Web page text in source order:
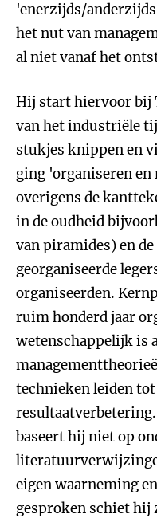
'enerzijds/
het nut van
al niet vanaf het
Hij start hiervoor bij
van het industriële
stukjes knippen en
ging 'organiseren
overigens de
in de oudheid
van piramides) en
georganiseerde
organiseerden.
ruim honderd jaar
wetenschappelijk is
technieken leiden
baseert hij niet op
eigen waarneming
gesproken schiet hij